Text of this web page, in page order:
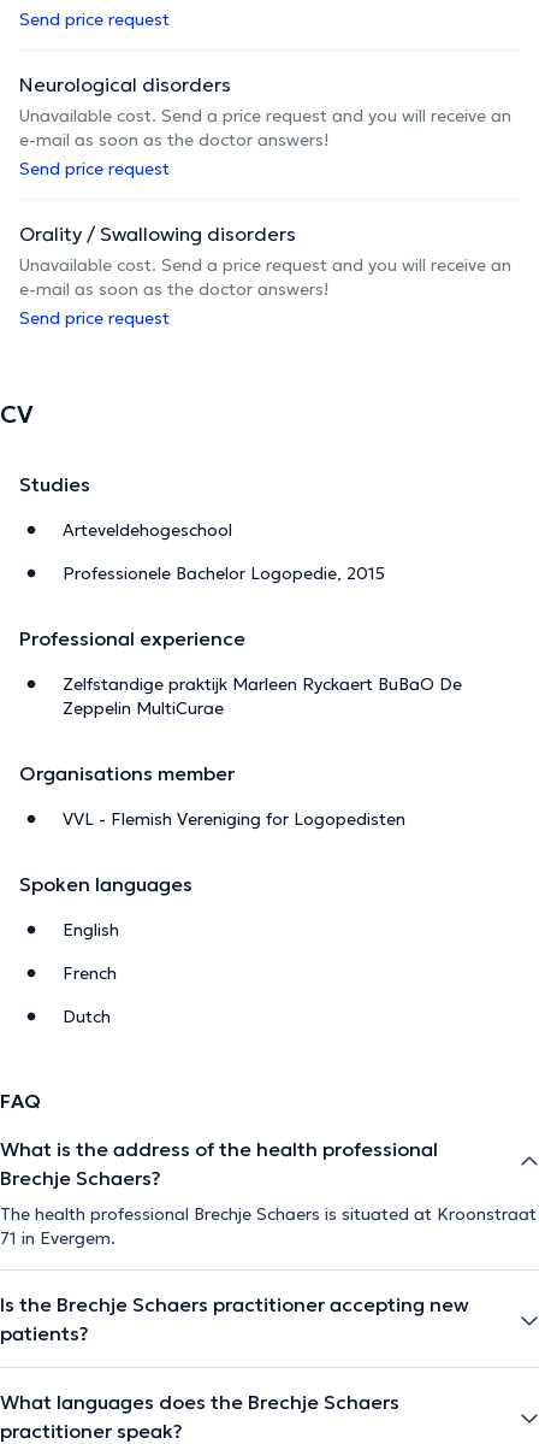
Send price request
Neurological disorders
Unavailable cost. Send a price request and you will receive an
e-mail as soon as the doctor answers!
Send price request
Orality / Swallowing disorders
Unavailable cost. Send a price request and you will receive an
e-mail as soon as the doctor answers!
Send price request
CV
Studies
Arteveldehogeschool
Professionele Bachelor Logopedie, 2015
Professional experience
Zelfstandige praktijk Marleen Ryckaert BuBaO De
Zeppelin MultiCurae
Organisations member
VVL - Flemish Vereniging for Logopedisten
Spoken languages
English
French
Dutch
FAQ
What is the address of the health professional
Brechje Schaers?
The health professional Brechje Schaers is situated at Kroonstraat
71 in Evergem.
Is the Brechje Schaers practitioner accepting new
patients?
What languages does the Brechje Schaers
practitioner speak?